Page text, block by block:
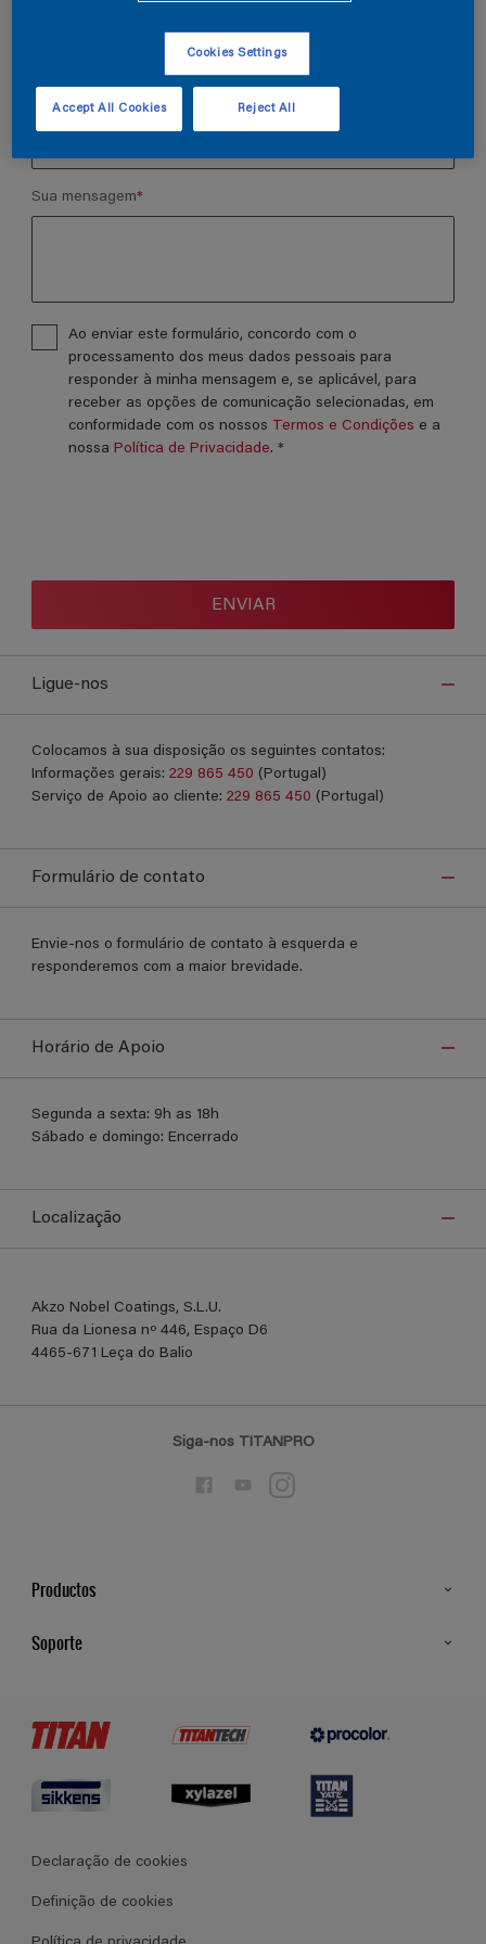
Número de telefone
Localização
Sua mensagem*
Ao enviar este formulário, concordo com o
processamento dos meus dados pessoais para
responder à minha mensagem e, se aplicável, para
receber as opções de comunicação selecionadas, em
conformidade com os nossos Termos e Condições e a
nossa Política de Privacidade. *
ENVIAR
Ligue-nos
Colocamos à sua disposição os seguintes contatos:
Informações gerais: 229 865 450 (Portugal)
Serviço de Apoio ao cliente: 229 865 450 (Portugal)
Formulário de contato
Envie-nos o formulário de contato à esquerda e
responderemos com a maior brevidade.
Horário de Apoio
Segunda a sexta: 9h as 18h
Sábado e domingo: Encerrado
Localização
Akzo Nobel Coatings, S.L.U.​
Rua da Lionesa nº 446, Espaço D6
4465-671 Leça do Balio
Siga-nos TITANPRO
Productos
Soporte
Lojas
Termos e Condições Gerais de Venda
Declaração de cookies
Definição de cookies
Cookies Settings
Reject All
Accept All Cookies